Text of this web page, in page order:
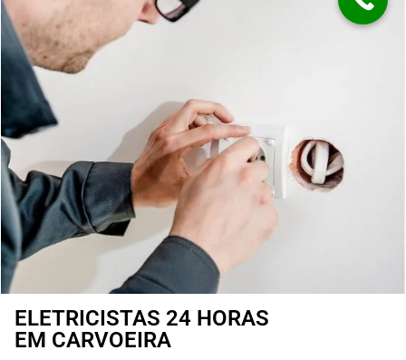
ELETRICISTAS 24 HORAS
EM CARVOEIRA